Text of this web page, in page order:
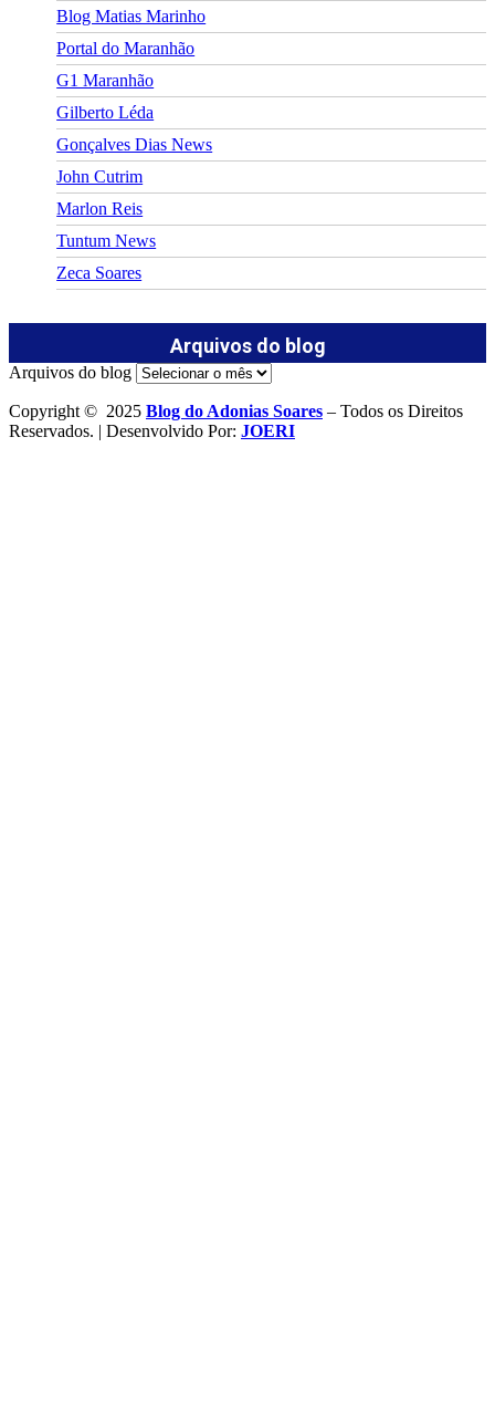
Blog Matias Marinho
Portal do Maranhão
G1 Maranhão
Gilberto Léda
Gonçalves Dias News
John Cutrim
Marlon Reis
Tuntum News
Zeca Soares
Arquivos do blog
Arquivos do blog
Copyright © 2025 Blog do Adonias Soares – Todos os Direitos
Reservados. | Desenvolvido Por: JOERI